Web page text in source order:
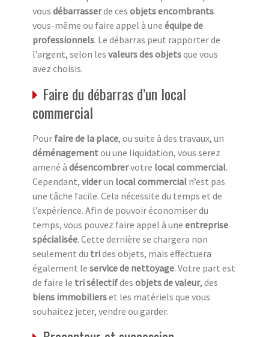
vous débarrasserde ces objets encombrants
vous-même ou faire appel à une équipe de
professionnels. Le débarras peut rapporter de
l’argent, selon les valeurs des objetsque vous
avez choisis.
Faire du débarras d’un local
commercial
Pour faire de la place, ou suite à des travaux, un
déménagementou une liquidation, vous serez
amené à désencombrervotre local commercial.
Cependant, viderun local commercial n’est pas
une tâche facile. Cela nécessite du temps et de
l’expérience. Afin de pouvoir économiser du
temps, vous pouvez faire appel à une entreprise
spécialisée. Cette dernière se chargera non
seulement du trides objets, mais effectuera
également le service de nettoyage. Votre part est
de faire le tri sélectifdes objets de valeur, des
biens immobilierset les matériels que vous
souhaitez jeter, vendre ou garder.